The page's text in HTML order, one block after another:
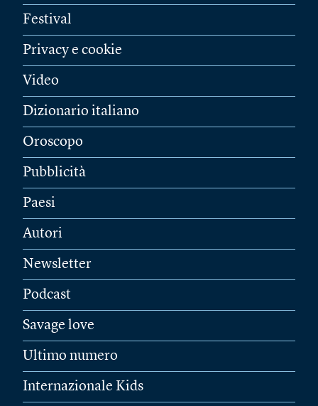
Festival
Privacy e cookie
Video
Dizionario italiano
Oroscopo
Pubblicità
Paesi
Autori
Newsletter
Podcast
Savage love
Ultimo numero
Internazionale Kids